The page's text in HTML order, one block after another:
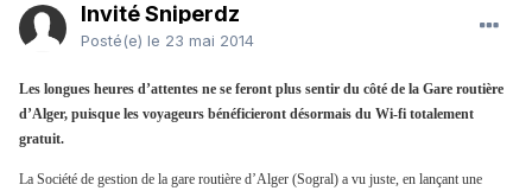
Invité Sniperdz
Posté(e) le 23 mai 2014
Les longues heures d’attentes ne se feront plus sentir du côté de la Gare routière
d’Alger, puisque les voyageurs bénéficieront désormais du Wi-fi totalement
gratuit.
La Société de gestion de la gare routière d’Alger (Sogral) a vu juste, en lançant une